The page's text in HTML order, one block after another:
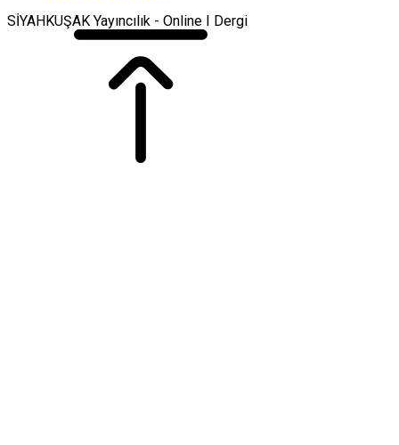
SİYAHKUŞAK Yayıncılık - Online I Dergi